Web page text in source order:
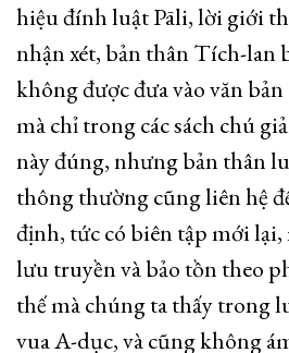
hiệu đính luật Pāli, lời giới
nhận xét, bản thân Tích-lan
không được đưa vào văn bản
mà chỉ trong các sách chú
này đúng, nhưng bản thân
thông thường cũng liên hệ
định, tức có biên tập mới lại,
lưu truyền và bảo tồn theo
thế mà chúng ta thấy trong
vua A-dục, và cũng không